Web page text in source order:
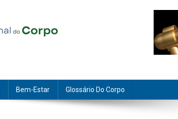
Bem-Estar Glossário Do Corpo